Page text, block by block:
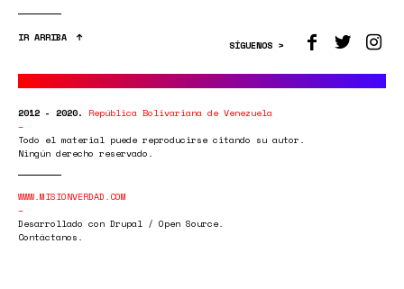
IR ARRIBA
SÍGUENOS >
2012 - 2020. República Bolivariana de Venezuela
Todo el material puede reproducirse citando su autor.
Ningún derecho reservado.
WWW.MISIONVERDAD.COM
Desarrollado con Drupal / Open Source.
Contáctanos.